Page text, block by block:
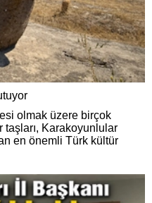
olmak üzere birçok
taşları, Karakoyunlular
en önemli Türk kültür